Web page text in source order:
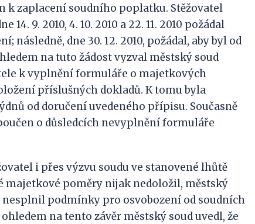
k zaplacení soudního poplatku. Stěžovatel
9. 2010, 4. 10. 2010 a 22. 11. 2010 požádal
následně, dne 30. 12. 2010, požádal, aby byl od
na tuto žádost vyzval městský soud
k vyplnění formuláře o majetkových
příslušných dokladů. K tomu byla
od doručení uvedeného přípisu. Současně
o důsledcích nevyplnění formuláře
i přes výzvu soudu ve stanovené lhůtě
majetkové poměry nijak nedoložil, městský
nesplnil podmínky pro osvobození od soudních
na tento závěr městský soud uvedl, že